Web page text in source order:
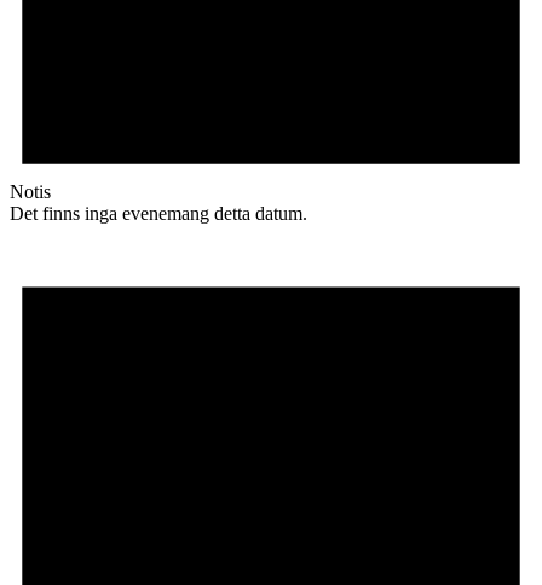
Notis
Det finns inga evenemang detta datum.